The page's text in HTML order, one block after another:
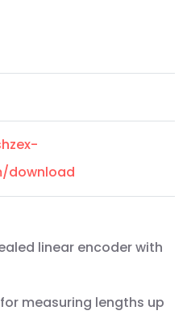
download
linear encoder with
measuring lengths up